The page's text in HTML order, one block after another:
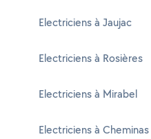
Electriciens à Jaujac
Electriciens à Rosières
Electriciens à Mirabel
Electriciens à Cheminas